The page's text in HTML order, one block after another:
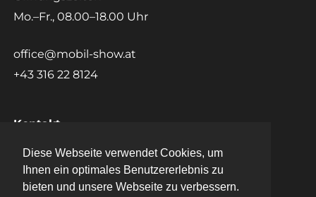
Mo.–Fr., 08.00–18.00 Uhr
office@mobil-show.at
+43 316 22 8124
Kontakt
Datenschutz
Diese Webseite verwendet Cookies, um
Ihnen ein optimales Benutzererlebnis zu
bieten und unsere Webseite zu verbessern.
Diese Webseite verwendet Cookies, um
Ihnen ein optimales Benutzererlebnis zu
bieten und unsere Webseite zu verbessern.